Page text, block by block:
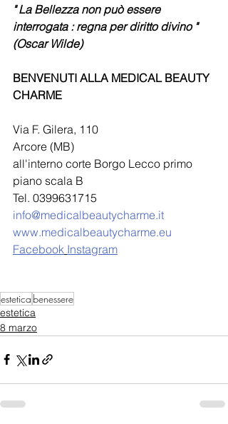
" La Bellezza non può essere
interrogata : regna per diritto divino "
​(Oscar Wilde)
​BENVENUTI ALLA MEDICAL BEAUTY
CHARME
Via F. Gilera, 110
Arcore (MB)
all'interno corte Borgo Lecco primo
piano scala B
Tel. 0399631715
info@medicalbeautycharme.it
www.medicalbeautycharme.eu
Facebook Instagram
estetica benessere
estetica
8 marzo